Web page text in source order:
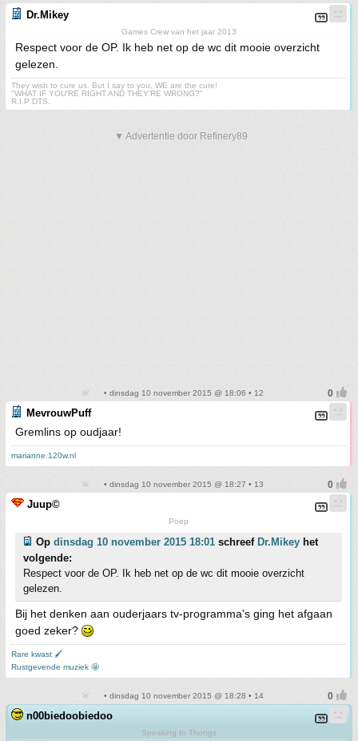
Dr.Mikey
Games Crew van het jaar 2013
Respect voor de OP. Ik heb net op de wc dit mooie overzicht
gelezen.
They wish to cure us. But I say to you, WE are the cure!
"WHAT IF YOU'RE RIGHT AND THEY'RE WRONG?"
R.I.P DTS.
▼ Advertentie door Refinery89
• dinsdag 10 november 2015 @ 18:06 • 12
MevrouwPuff
Gremlins op oudjaar!
marianne.120w.nl
• dinsdag 10 november 2015 @ 18:27 • 13
Juup©
Poep
Op dinsdag 10 november 2015 18:01 schreef Dr.Mikey het
volgende:
Respect voor de OP. Ik heb net op de wc dit mooie overzicht
gelezen.
Bij het denken aan ouderjaars tv-programma's ging het afgaan
goed zeker?
Rare kwast 🖌
Rustgevende muziek 🤩
• dinsdag 10 november 2015 @ 18:28 • 14
n00biedoobiedoo
Speaking In Thongs